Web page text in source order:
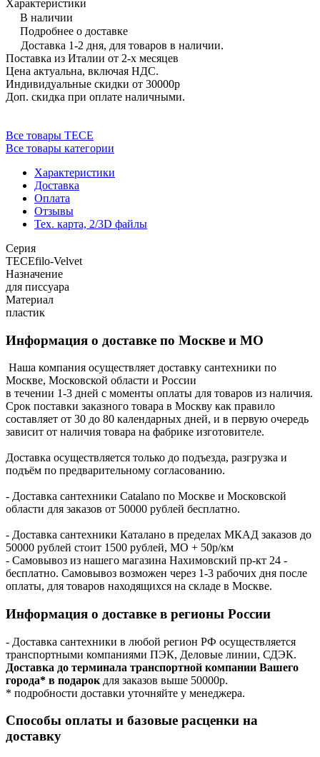
Характеристики
В наличии
Подробнее о доставке
Доставка 1-2 дня, для товаров в наличии.
Поставка из Италии от 2-х месяцев
Цена актуальна, включая НДС.
Индивидуальные скидки от 30000р
Доп. скидка при оплате наличными.
Все товары TECE
Все товары категории
Характеристики
Доставка
Оплата
Отзывы
Тех. карта, 2/3D файлы
Серия
TECEfilo-Velvet
Назначение
для писсуара
Материал
пластик
Информация о доставке по Москве и МО
Наша компания осуществляет доставку сантехники по
Москве, Московской области и России
в течении 1-3 дней с моменты оплаты для товаров из наличия.
Срок поставки заказного товара в Москву как правило
составляет от 30 до 80 календарных дней, и в первую очередь
зависит от наличия товара на фабрике изготовителе.
Доставка осуществляется только до подъезда, разгрузка и
подъём по предварительному согласованию.
- Доставка сантехники Catalano по Москве и Московской
области для заказов от 50000 рублей бесплатно.
- Доставка сантехники Каталано в пределах МКАД заказов до
50000 рублей стоит 1500 рублей, МО + 50р/км
- Самовывоз из нашего магазина Нахимовский пр-кт 24 -
бесплатно. Самовывоз возможен через 1-3 рабочих дня после
оплаты, для товаров находящихся на складе в Москве.
Информация о доставке в регионы России
- Доставка сантехники в любой регион РФ осуществляется
транспортными компаниями ПЭК, Деловые линии, СДЭК.
Доставка до терминала транспортной компании Вашего
города* в подарок для заказов выше 50000р.
* подробности доставки уточняйте у менеджера.
Способы оплаты и базовые расценки на
доставку